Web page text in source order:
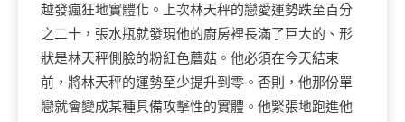
越發瘋狂地實體化。上次林天秤的戀愛運勢跌至百分
之二十，張水瓶就發現他的廚房裡長滿了巨大的、形
狀是林天秤側臉的粉紅色蘑菇。他必須在今天結束
前，將林天秤的運勢至少提升到零。否則，他那份單
戀就會變成某種具備攻擊性的實體。他緊張地跑進他